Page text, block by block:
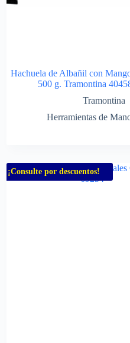
Hachuela de Albañil con
500 g. Tramontina
Tramontina
Herramientas de
¡Consulte por descuentos!